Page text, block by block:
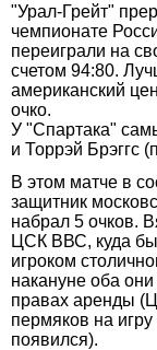
"Урал-Грейт"
чемпионате
переиграли на
счетом 94:80.
американский
очко.
У "Спартака"
и Торрэй Брэггс
В этом матче в
защитник
набрал 5 очков.
ЦСК ВВС, куда
игроком
накануне оба
правах аренды
пермяков на
появился).